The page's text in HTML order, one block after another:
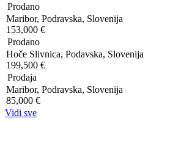
Prodano
Maribor, Podravska, Slovenija
153,000 €
Prodano
Hoče Slivnica, Podavska, Slovenija
199,500 €
Prodaja
Maribor, Podravska, Slovenija
85,000 €
Vidi sve